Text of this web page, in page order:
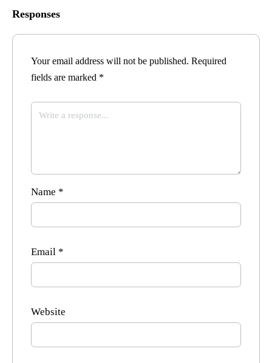
Responses
Your email address will not be published. Required
fields are marked *
Name *
Email *
Website